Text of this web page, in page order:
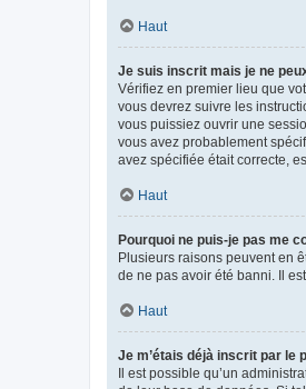
Haut
Je suis inscrit mais je ne
Vérifiez en premier lieu que
vous devrez suivre les
vous puissiez ouvrir une
vous avez probablement
avez spécifiée était correcte,
Haut
Pourquoi ne puis-je pas me
Plusieurs raisons peuvent en
de ne pas avoir été banni. Il
Haut
Je m’étais déjà inscrit par le
Il est possible qu’un